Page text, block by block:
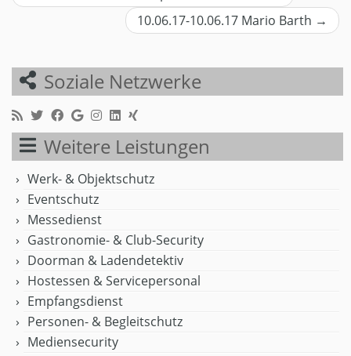
10.06.17-10.06.17 Mario Barth →
Soziale Netzwerke
Weitere Leistungen
Werk- & Objektschutz
Eventschutz
Messedienst
Gastronomie- & Club-Security
Doorman & Ladendetektiv
Hostessen & Servicepersonal
Empfangsdienst
Personen- & Begleitschutz
Mediensecurity